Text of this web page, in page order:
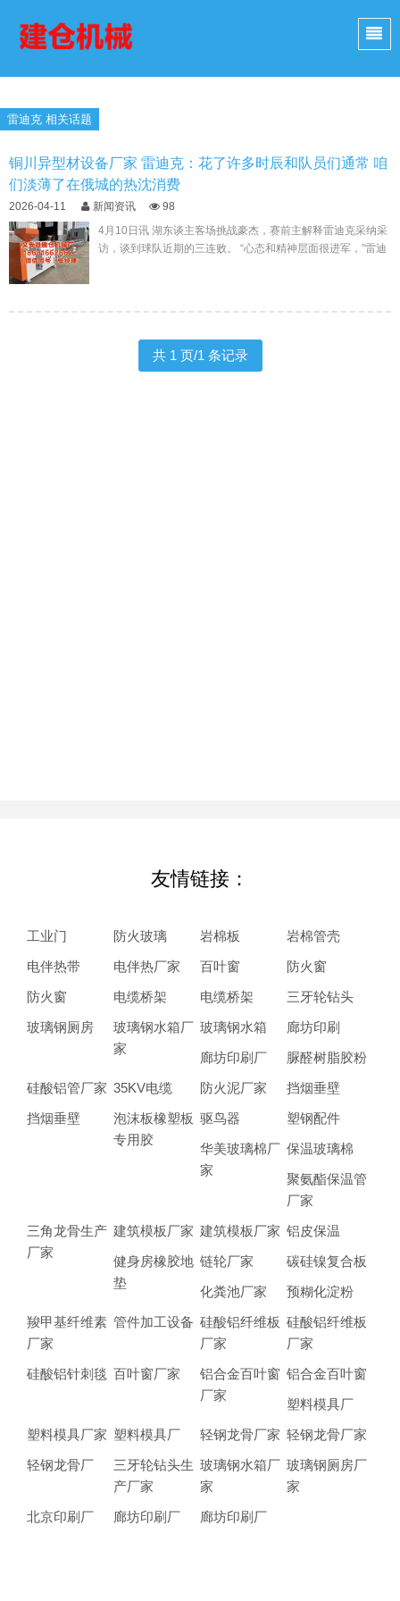
雷迪克 相关话题
铜川异型材设备厂家 雷迪克：花了许多时辰和队员们通常 咱
们淡薄了在俄城的热沈消费
2026-04-11 新闻资讯
98
4月10日讯 湖东谈主客场挑战豪杰，赛前主解释雷迪克采纳采
访，谈到球队近期的三连败。 “心态和精神层面很进军，”雷迪
共 1 页/1 条记录
友情链接：
工业门 防火玻璃 岩棉板
岩棉管壳
电伴热带
电伴热厂家 百叶窗
防火窗
防火窗
电缆桥架 电缆桥架
三牙轮钻头
玻璃钢厕房
玻璃钢水箱厂
家
玻璃钢水箱
廊坊印刷
廊坊印刷厂
脲醛树脂胶粉
硅酸铝管厂家 35KV电缆 防火泥厂家
挡烟垂壁
挡烟垂壁
泡沫板橡塑板
专用胶
驱鸟器
塑钢配件
华美玻璃棉厂
家
保温玻璃棉
聚氨酯保温管
厂家
三角龙骨生产
厂家
建筑模板厂家 建筑模板厂家 铝皮保温
健身房橡胶地
垫
链轮厂家
碳硅镍复合板
化粪池厂家
预糊化淀粉
羧甲基纤维素
厂家
管件加工设备 硅酸铝纤维板
厂家
硅酸铝纤维板
厂家
硅酸铝针刺毯 百叶窗厂家
铝合金百叶窗
厂家
铝合金百叶窗
塑料模具厂
塑料模具厂家 塑料模具厂 轻钢龙骨厂家 轻钢龙骨厂家
轻钢龙骨厂
三牙轮钻头生
产厂家
玻璃钢水箱厂
家
玻璃钢厕房厂
家
北京印刷厂
廊坊印刷厂 廊坊印刷厂